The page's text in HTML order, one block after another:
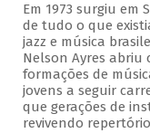
Em 1973 surgiu
de tudo o que
jazz e música
Nelson Ayres abriu
formações de
jovens a seguir
que gerações de
revivendo